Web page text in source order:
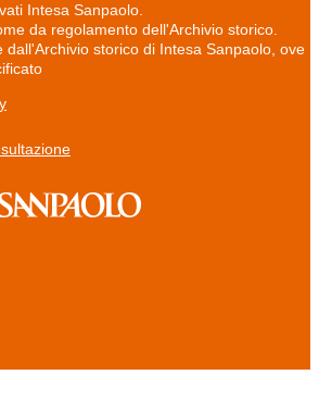
Intesa Sanpaolo.
da regolamento dell'Archivio storico.
dall'Archivio storico di Intesa Sanpaolo, ove